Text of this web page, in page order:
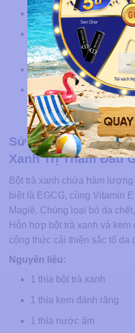
Bước 2:Thoa hỗn hợp
Bước 3:
Massage nhẹ
giúp dưỡng chất thẩm
Bước 4:Giữ hỗn hợp
Bước 5:Vệ sinh lại
mật ong nguyên chất,
kích ứng da.
Sử Dụng Kem Đánh
Xanh Trị Thâm Đầu
Bột trà xanh chứa hàm
biệt là EGCG, cùng Vitamin
Magiê. Chúng loại bỏ da
Hỗn hợp bột trà xanh và
công thức cải thiện sắc tố da
Nguyên liệu:
1 thìa bột trà xanh
1 thìa kem đánh răng
1 thìa nước ấm